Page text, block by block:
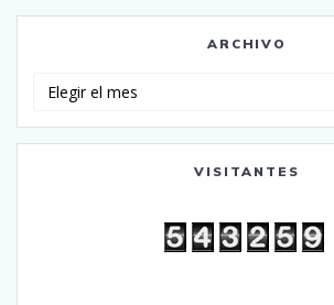
ARCHIVO
VISITANTES